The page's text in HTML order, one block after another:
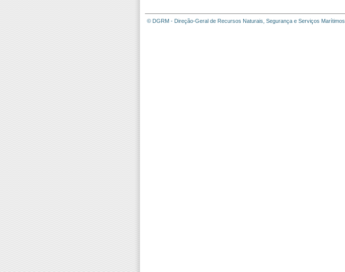
© DGRM - Direção-Geral de Recursos Naturais, Segurança e Serviços Marítimos